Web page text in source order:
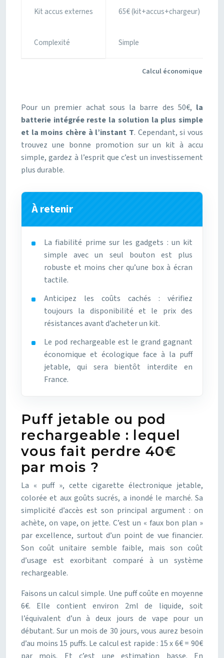
Calcul économique d’un
Kit accus externes 65€ (kit+accus+chargeur)
Complexité Simple
Pour un premier achat sous la barre des 50€, la
batterie intégrée reste la solution la plus simple
et la moins chère à l’instant T. Cependant, si vous
trouvez une bonne promotion sur un kit à accu
simple, gardez à l’esprit que c’est un investissement
plus durable.
À retenir
La fiabilité prime sur les gadgets : un kit
simple avec un seul bouton est plus
robuste et moins cher qu’une box à écran
tactile.
Anticipez les coûts cachés : vérifiez
toujours la disponibilité et le prix des
résistances avant d’acheter un kit.
Le pod rechargeable est le grand gagnant
économique et écologique face à la puff
jetable, qui sera bientôt interdite en
France.
Puff jetable ou pod
rechargeable : lequel
vous fait perdre 40€
par mois ?
La « puff », cette cigarette électronique jetable,
colorée et aux goûts sucrés, a inondé le marché. Sa
simplicité d’accès est son principal argument : on
achète, on vape, on jette. C’est un « faux bon plan »
par excellence, surtout d’un point de vue financier.
Son coût unitaire semble faible, mais son coût
d’usage est exorbitant comparé à un système
rechargeable.
Faisons un calcul simple. Une puff coûte en moyenne
6€. Elle contient environ 2ml de liquide, soit
l’équivalent d’un à deux jours de vape pour un
débutant. Sur un mois de 30 jours, vous aurez besoin
d’au moins 15 puffs. Le calcul est rapide : 15 x 6€ = 90€